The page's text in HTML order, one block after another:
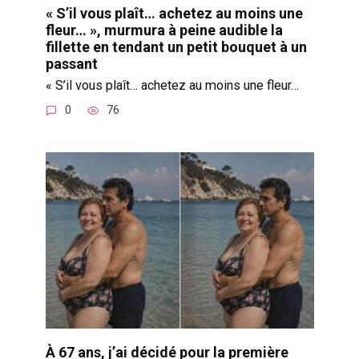
« S’il vous plaît… achetez au moins une
fleur… », murmura à peine audible la
fillette en tendant un petit bouquet à un
passant
« S’il vous plaît… achetez au moins une fleur…
0 76
À 67 ans, j’ai décidé pour la première